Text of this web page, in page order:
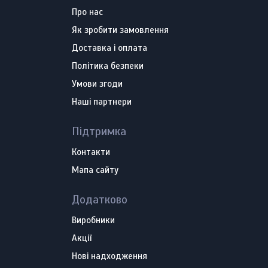
Про нас
Як зробити замовлення
Доставка і оплата
Політика безпеки
Умови згоди
Наші партнери
Підтримка
Контакти
Мапа сайту
Додатково
Виробники
Акції
Нові надходження